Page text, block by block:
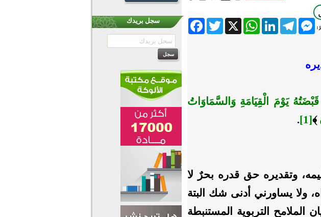
FacebookTwitter X
WhatsAppLinkedInTelegram
Messenger
يَوْمَ الْقِيَامَةِ وَالسَّمَاوَاتُ
﴾[1]
.
وتقديره حق قدره بحرٌ لا
ولا يساورني أدنى شك البتة
التربوية المستنبطة
سجل بريدك